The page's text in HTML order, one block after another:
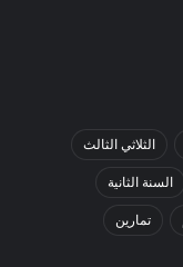
الثلاثي الثالث
السنة الثانية
تمارين